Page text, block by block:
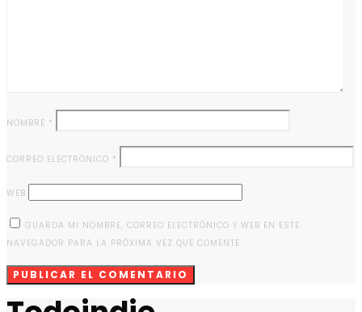
NOMBRE *
CORREO ELECTRÓNICO *
WEB
GUARDA MI NOMBRE, CORREO ELECTRÓNICO Y WEB EN ESTE
NAVEGADOR PARA LA PRÓXIMA VEZ QUE COMENTE.